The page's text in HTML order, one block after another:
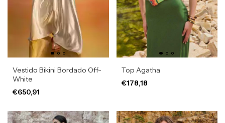
Vestido Bikini Bordado Off-
White
€650,91
Top Agatha
€178,18